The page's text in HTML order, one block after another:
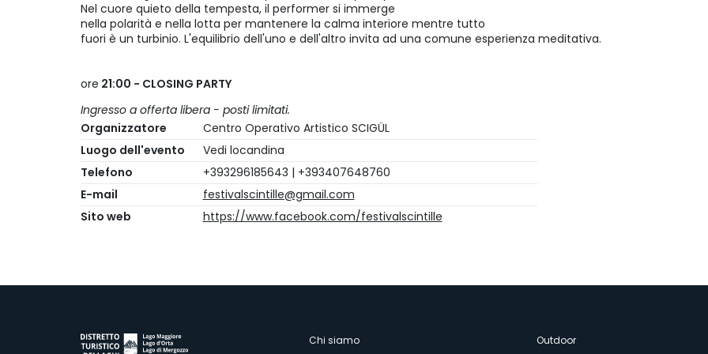
Nel cuore quieto della tempesta, il performer si immerge
nella polarità e nella lotta per mantenere la calma interiore mentre tutto
fuori è un turbinio. L'equilibrio dell'uno e dell'altro invita ad una comune esperienza meditativa.
ore 21:00 - CLOSING PARTY
Ingresso a offerta libera - posti limitati.
Organizzatore
Centro Operativo Artistico SCIGÜL
Luogo dell'evento
Vedi locandina
Telefono
+393296185643 | +393407648760
E-mail
festivalscintille@gmail.com
Sito web
https://www.facebook.com/festivalscintille
Chi siamo Outdoor